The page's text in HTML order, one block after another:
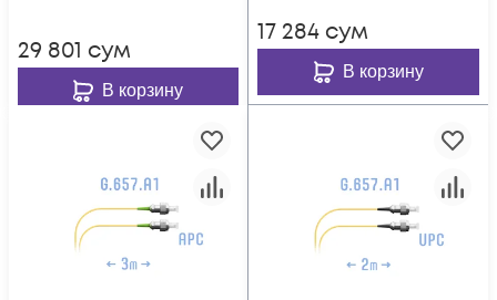
29 801 сум
В корзину
17 284 сум
В корзину